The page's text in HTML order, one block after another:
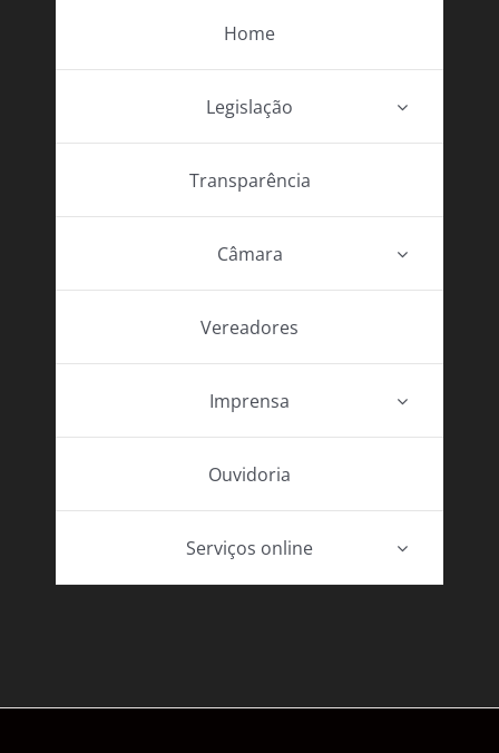
Home
Legislação
Transparência
Câmara
Vereadores
Imprensa
Ouvidoria
Serviços online